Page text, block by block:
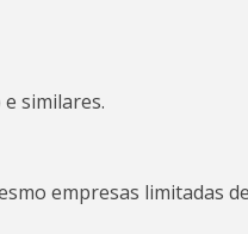
similares.
empresas limitadas